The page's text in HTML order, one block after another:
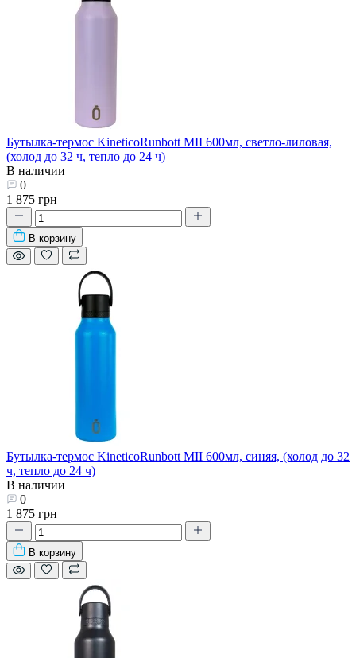
Бутылка-термос KineticoRunbott MII 600мл, светло-лиловая,
(холод до 32 ч, тепло до 24 ч)
В наличии
0
1 875 грн
В корзину
Бутылка-термос KineticoRunbott MII 600мл, синяя, (холод до 32
ч, тепло до 24 ч)
В наличии
0
1 875 грн
В корзину